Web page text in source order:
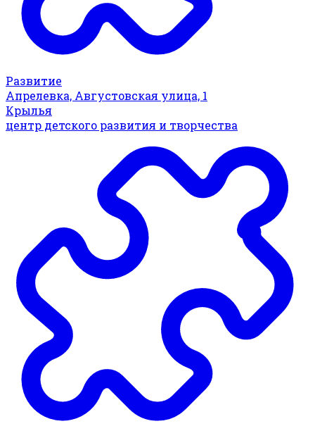
Развитие
Апрелевка, Августовская улица, 1
Крылья
центр детского развития и творчества